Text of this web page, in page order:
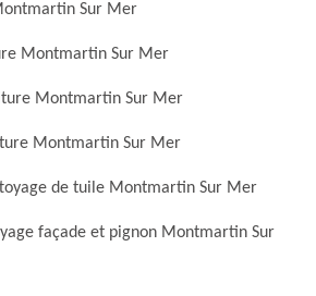
Sur Mer
Montmartin Sur Mer
Montmartin Sur Mer
Montmartin Sur Mer
de tuile Montmartin Sur Mer
façade et pignon Montmartin Sur